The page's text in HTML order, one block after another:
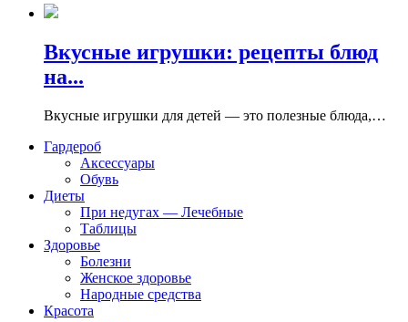
Вкусные игрушки: рецепты блюд
на...
Вкусные игрушки для детей — это полезные блюда,…
Гардероб
Аксессуары
Обувь
Диеты
При недугах — Лечебные
Таблицы
Здоровье
Болезни
Женское здоровье
Народные средства
Красота